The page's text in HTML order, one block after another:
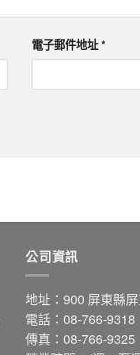
電子郵件地址*
公司資訊
地址：900 屏東縣
電話：08-766-9318
傳真：08-766-9325